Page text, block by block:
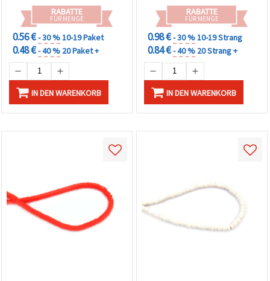
RABATTE
FÜR MENGE
0.56 €- 30 %10-19 Paket
0.48 €- 40 % 20 Paket +
IN DEN WARENKORB
RABATTE
FÜR MENGE
0.98 €- 30 %10-19 Strang
0.84 €- 40 % 20 Strang +
IN DEN WARENKORB